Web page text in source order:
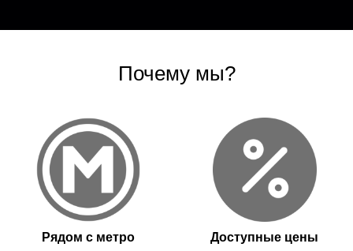
Почему мы?
Рядом с метро Доступные цены